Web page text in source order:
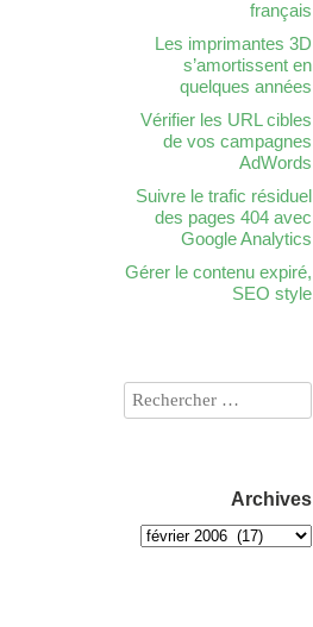
français
Les imprimantes 3D
s’amortissent en
quelques années
Vérifier les URL cibles
de vos campagnes
AdWords
Suivre le trafic résiduel
des pages 404 avec
Google Analytics
Gérer le contenu expiré,
SEO style
Archives